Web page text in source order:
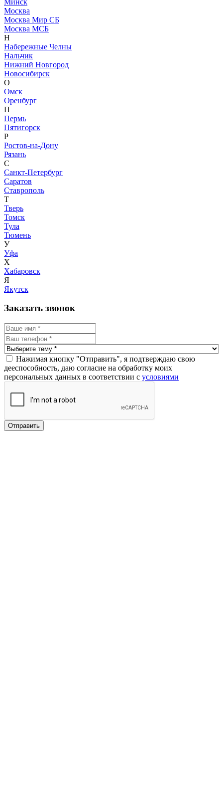
Москва
Москва Мир СБ
Москва МСБ
Н
Набережные Челны
Нальчик
Нижний Новгород
Новосибирск
О
Омск
Оренбург
П
Пермь
Пятигорск
Р
Ростов-на-Дону
Рязань
С
Санкт-Петербург
Саратов
Ставрополь
Т
Тверь
Томск
Тула
Тюмень
У
Уфа
Х
Хабаровск
Я
Якутск
Заказать звонок
Нажимая кнопку "Отправить", я подтверждаю свою
дееспособность, даю согласие на обработку моих
персональных данных в соответствии с условиями